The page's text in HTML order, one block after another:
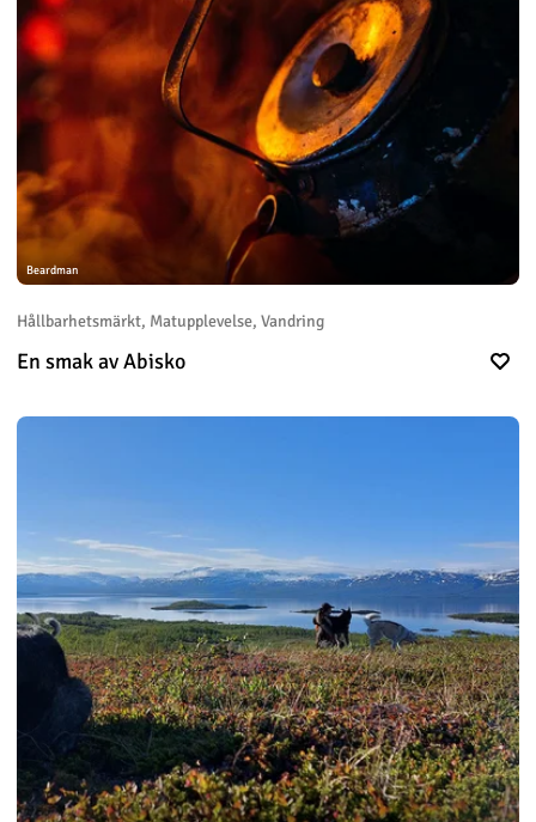
Beardman
Hållbarhetsmärkt, Matupplevelse, Vandring
En smak av Abisko